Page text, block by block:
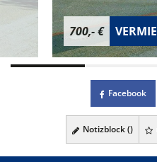
700,- €
Facebook
Notizblock ()